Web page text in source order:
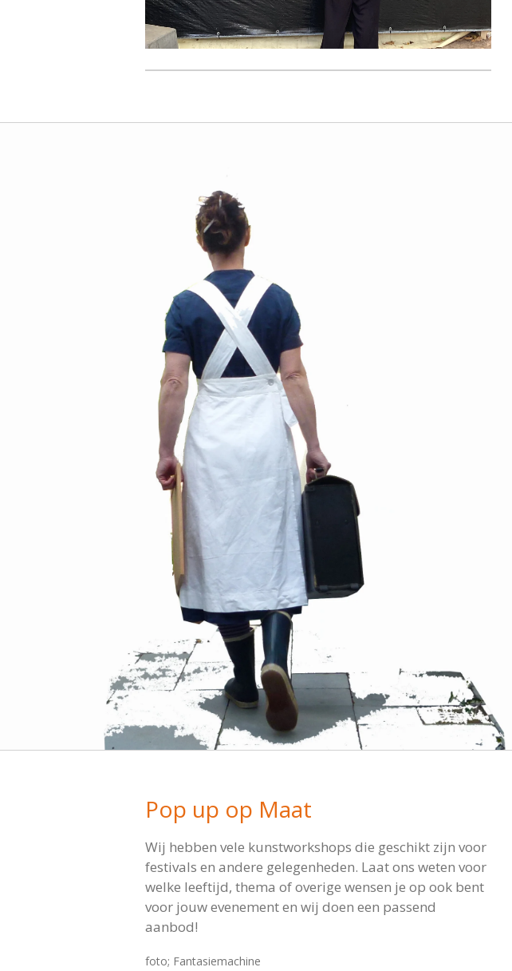
Pop up op Maat
Wij hebben vele kunstworkshops die geschikt zijn voor
festivals en andere gelegenheden. Laat ons weten voor
welke leeftijd, thema of overige wensen je op ook bent
voor jouw evenement en wij doen een passend
aanbod!
foto; Fantasiemachine